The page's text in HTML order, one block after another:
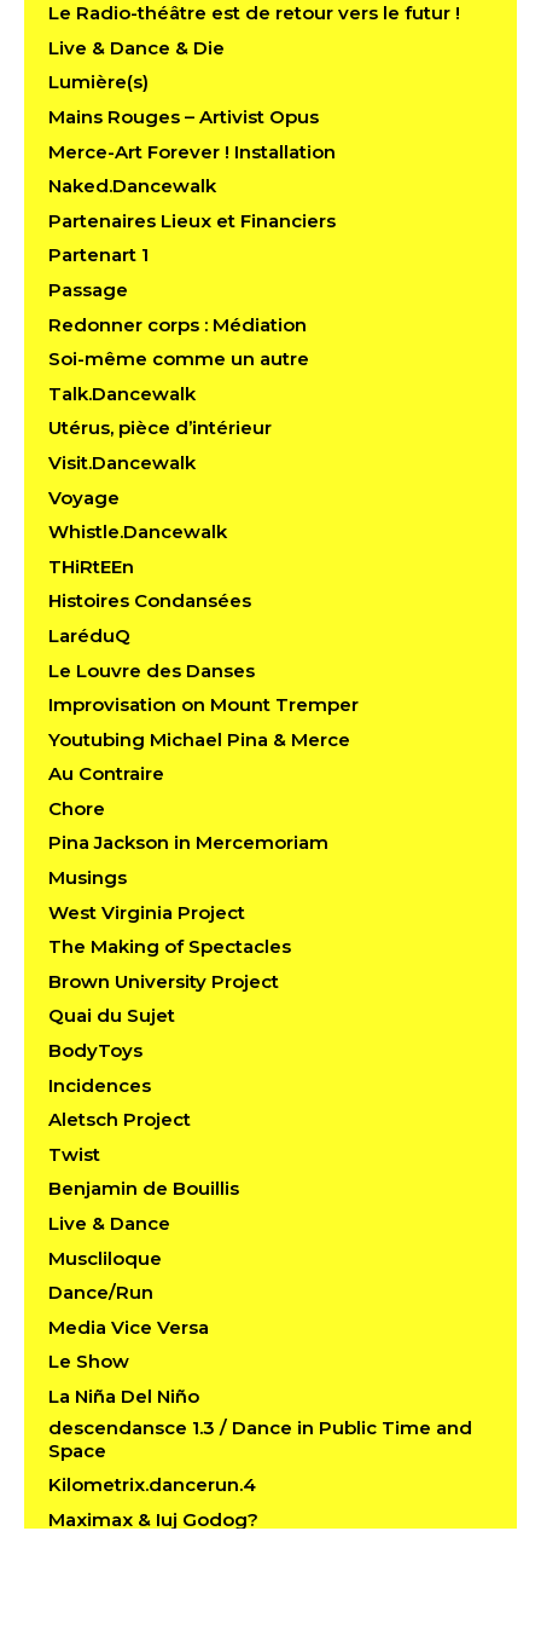
Le Radio-théâtre est de retour vers le futur !
Live & Dance & Die
Lumière(s)
Mains Rouges – Artivist Opus
Merce-Art Forever ! Installation
Naked.Dancewalk
Partenaires Lieux et Financiers
Partenart 1
Passage
Redonner corps : Médiation
Soi-même comme un autre
Talk.Dancewalk
Utérus, pièce d’intérieur
Visit.Dancewalk
Voyage
Whistle.Dancewalk
THiRtEEn
Histoires Condansées
LaréduQ
Le Louvre des Danses
Improvisation on Mount Tremper
Youtubing Michael Pina & Merce
Au Contraire
Chore
Pina Jackson in Mercemoriam
Musings
West Virginia Project
The Making of Spectacles
Brown University Project
Quai du Sujet
BodyToys
Incidences
Aletsch Project
Twist
Benjamin de Bouillis
Live & Dance
Muscliloque
Dance/Run
Media Vice Versa
Le Show
La Niña Del Niño
descendansce 1.3 / Dance in Public Time and
Space
Kilometrix.dancerun.4
Maximax & Iuj Godog?